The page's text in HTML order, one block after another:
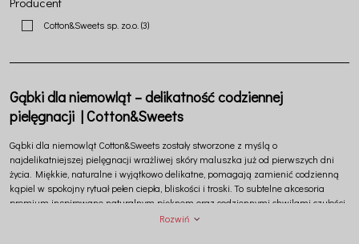
Cotton&Sweets sp. zo.o. (3)
Gąbki dla niemowląt – delikatność codziennej
pielęgnacji | Cotton&Sweets
Gąbki dla niemowlątCotton&Sweets zostały stworzone z myślą o
najdelikatniejszej pielęgnacji wrażliwej skóry maluszka już od pierwszych dni
życia. Miękkie, naturalne i wyjątkowo delikatne, pomagają zamienić codzienną
kąpiel w spokojny rytuał pełen ciepła, bliskości i troski. To subtelne akcesoria
premium inspirowane naturalnym pięknem oraz codziennymi chwilami czułości
Rozwiń